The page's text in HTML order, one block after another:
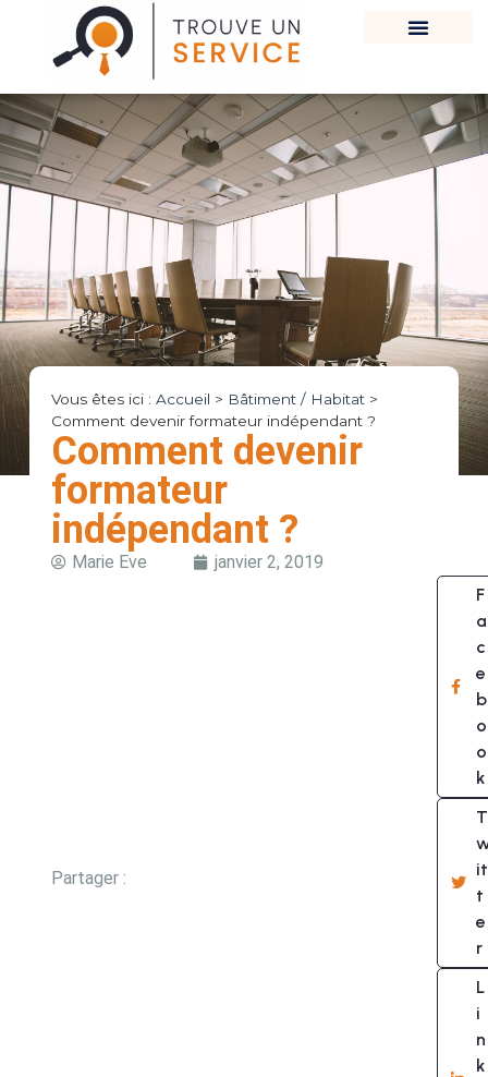
Vous êtes ici : Accueil > Bâtiment / Habitat>
Comment devenir formateur indépendant ?
Comment devenir
formateur
indépendant ?
Marie Eve janvier 2, 2019
Partager :
F
a
c
e
b
o
o
k
T
it
t
e
r
L
i
n
k